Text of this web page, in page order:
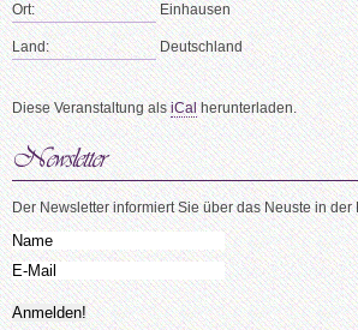
Ort: Einhausen
Land: Deutschland
Diese Veranstaltung alsiCalherunterladen.
Der Newsletter informiert Sie über das Neuste in